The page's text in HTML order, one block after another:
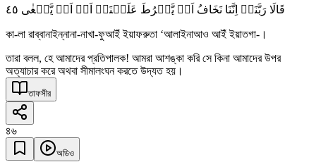
قَالَا رَبَّنَاۤ اِنَّنَا نَخَافُ اَنۡ یَّفۡرُطَ عَلَیۡنَاۤ اَوۡ اَنۡ یَّطۡغٰی ٤٥
কা-লা রাব্বানাইন্নানা-নাখা-ফুআইঁ ইয়াফরুতা ‘আলাইনাআও আইঁ ইয়াতগা-।
তারা বলল, হে আমাদের প্রতিপালক! আমরা আশঙ্কা করি সে কিনা আমাদের উপর
অত্যাচার করে অথবা সীমালংঘন করতে উদ্যত হয়।
তাফসীর
৪৬
অডিও